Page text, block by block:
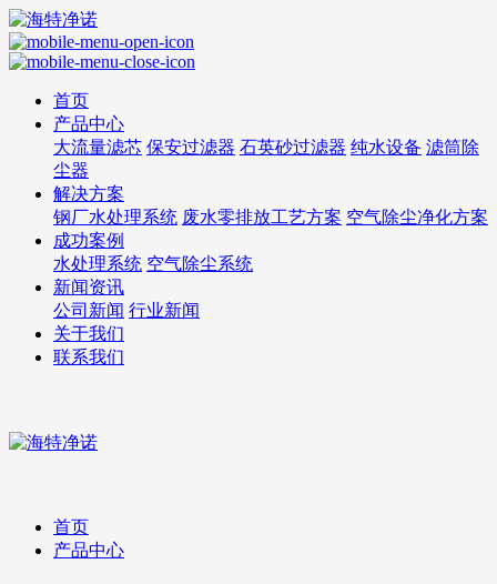
首页
产品中心
大流量滤芯 保安过滤器 石英砂过滤器 纯水设备 滤筒除
尘器
解决方案
钢厂水处理系统 废水零排放工艺方案 空气除尘净化方案
成功案例
水处理系统 空气除尘系统
新闻资讯
公司新闻 行业新闻
关于我们
联系我们
首页
产品中心